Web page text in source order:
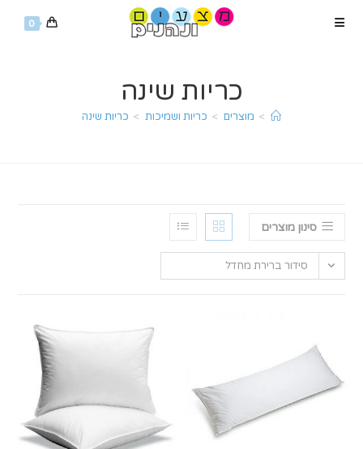
0
כריות שינה
> מוצרים > כריות ושמיכות > כריות שינה
סינון מוצרים
סידור ברירת מחדל